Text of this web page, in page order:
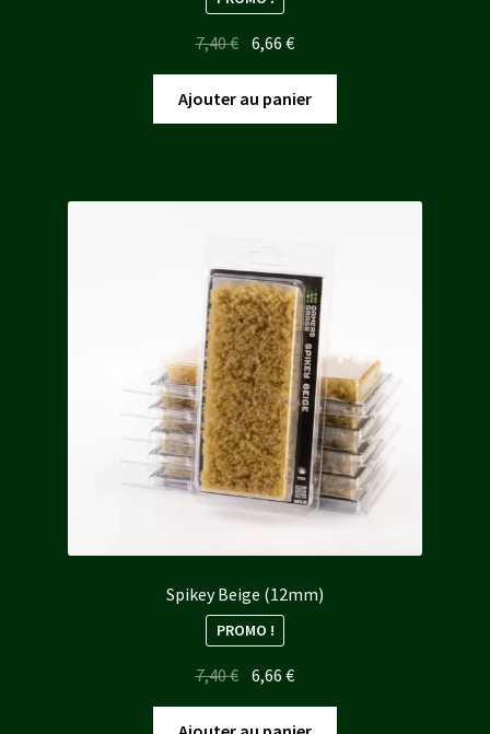
7,40€ Le
initial
était :
6,66€Le
actuel
est :
Ajouter au panier
Spikey Beige (12mm)
PROMO !
7,40€ Le
prix
initial
6,66€Le
prix
actuel